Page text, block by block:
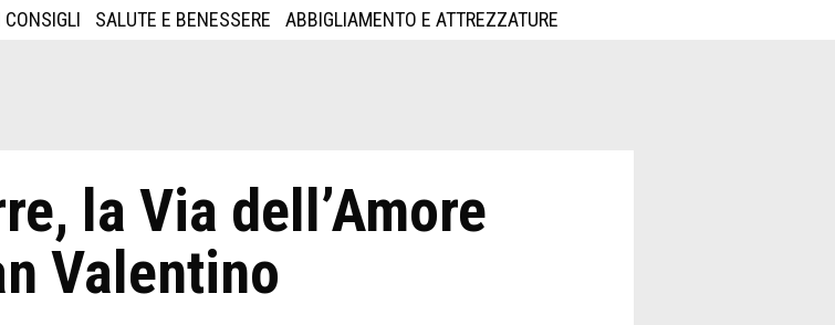
CONSIGLI SALUTE E BENESSERE ABBIGLIAMENTO E ATTREZZATURE
la Via dell’Amore
Valentino